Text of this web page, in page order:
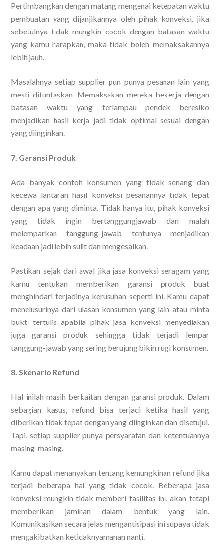
Pertimbangkan dengan matang mengenai ketepatan waktu
pembuatan yang dijanjikannya oleh pihak konveksi. jika
sebetulnya tidak mungkin cocok dengan batasan waktu
yang kamu harapkan, maka tidak boleh memaksakannya
lebih jauh.
Masalahnya setiap supplier pun punya pesanan lain yang
mesti dituntaskan. Memaksakan mereka bekerja dengan
batasan waktu yang terlampau pendek beresiko
menjadikan hasil kerja jadi tidak optimal sesuai dengan
yang diinginkan.
7. Garansi Produk
Ada banyak contoh konsumen yang tidak senang dan
kecewa lantaran hasil konveksi pesanannya tidak tepat
dengan apa yang diminta. Tidak hanya itu, pihak konveksi
yang tidak ingin bertanggungjawab dan malah
melemparkan tanggung-jawab tentunya menjadikan
keadaan jadi lebih sulit dan mengesalkan.
Pastikan sejak dari awal jika jasa konveksi seragam yang
kamu tentukan memberikan garansi produk buat
menghindari terjadinya kerusuhan seperti ini. Kamu dapat
menelusurinya dari ulasan konsumen yang lain atau minta
bukti tertulis apabila pihak jasa konveksi menyediakan
juga garansi produk sehingga tidak terjadi lempar
tanggung-jawab yang sering berujung bikin rugi konsumen.
8. Skenario Refund
Hal inilah masih berkaitan dengan garansi produk. Dalam
sebagian kasus, refund bisa terjadi ketika hasil yang
diberikan tidak tepat dengan yang diinginkan dan disetujui.
Tapi, setiap supplier punya persyaratan dan ketentuannya
masing-masing.
Kamu dapat menanyakan tentang kemungkinan refund jika
terjadi beberapa hal yang tidak cocok. Beberapa jasa
konveksi mungkin tidak memberi fasilitas ini, akan tetapi
memberikan jaminan dalam bentuk yang lain.
Komunikasikan secara jelas mengantisipasi ini supaya tidak
mengakibatkan ketidaknyamanan nanti.